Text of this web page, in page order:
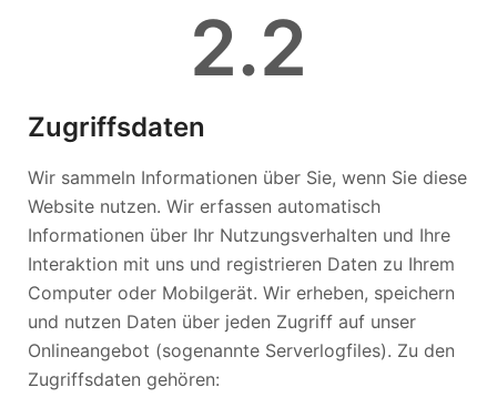
2.2
Zugriffsdaten
Wir sammeln Informationen über Sie, wenn Sie diese
Website nutzen. Wir erfassen automatisch
Informationen über Ihr Nutzungsverhalten und Ihre
Interaktion mit uns und registrieren Daten zu Ihrem
Computer oder Mobilgerät. Wir erheben, speichern
und nutzen Daten über jeden Zugriff auf unser
Onlineangebot (sogenannte Serverlogfiles). Zu den
Zugriffsdaten gehören: